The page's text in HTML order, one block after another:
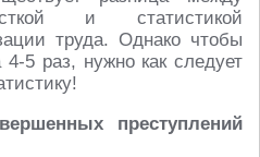
и статистикой
труда. Однако чтобы
5 раз, нужно как следует
преступлений